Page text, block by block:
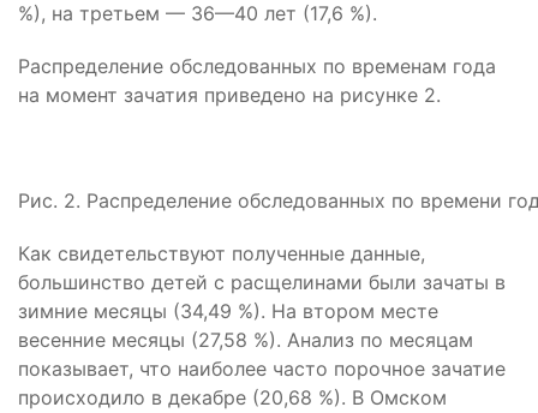
%), на третьем — 36—40 лет (17,6 %).
Распределение обследованных по временам года
на момент зачатия приведено на рисунке 2.
Рис. 2. Распределение обследованных по времени
Как свидетельствуют полученные данные,
большинство детей с расщелинами были зачаты в
зимние месяцы (34,49 %). На втором месте
весенние месяцы (27,58 %). Анализ по месяцам
показывает, что наиболее часто порочное зачатие
происходило в декабре (20,68 %). В Омском